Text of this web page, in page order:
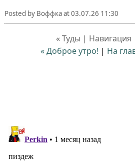
Posted by Воффкаat03.07.26 11:30
« Туды |
« Доброе утро! | На